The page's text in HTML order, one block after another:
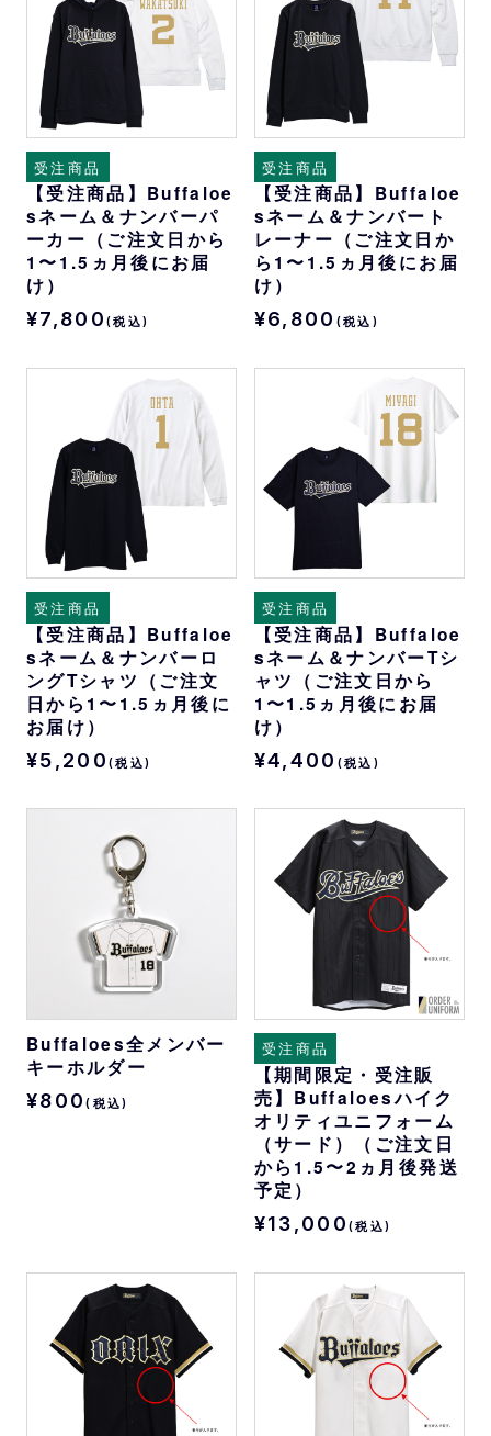
受注商品
【受注商品】Buffaloe
sネーム＆ナンバーパ
ーカー（ご注文日から
1〜1.5ヵ月後にお届
け）
¥7,800 (税込)
受注商品
【受注商品】Buffaloe
sネーム＆ナンバート
レーナー（ご注文日か
ら1〜1.5ヵ月後にお届
け）
¥6,800 (税込)
受注商品
【受注商品】Buffaloe
sネーム＆ナンバーロ
ングTシャツ（ご注文
日から1〜1.5ヵ月後に
お届け）
¥5,200 (税込)
受注商品
【受注商品】Buffaloe
sネーム＆ナンバーTシ
ャツ（ご注文日から
1〜1.5ヵ月後にお届
け）
¥4,400 (税込)
Buffaloes全メンバー
キーホルダー
¥800(税込)
受注商品
【期間限定・受注販
売】Buffaloesハイク
オリティユニフォーム
（サード）（ご注文日
から1.5〜2ヵ月後発送
予定）
¥13,000(税込)